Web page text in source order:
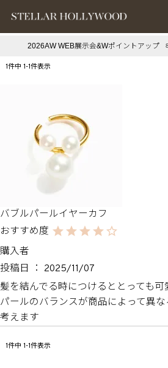
2026AW WEB展示会&Wポイントアップ
1件中 1-1件表示
バブルパールイヤーカフ
購入者
投稿日
2025/11/07
髪を結んでる時につけるととっても可
パールのバランスが商品によって異
考えます
1件中 1-1件表示